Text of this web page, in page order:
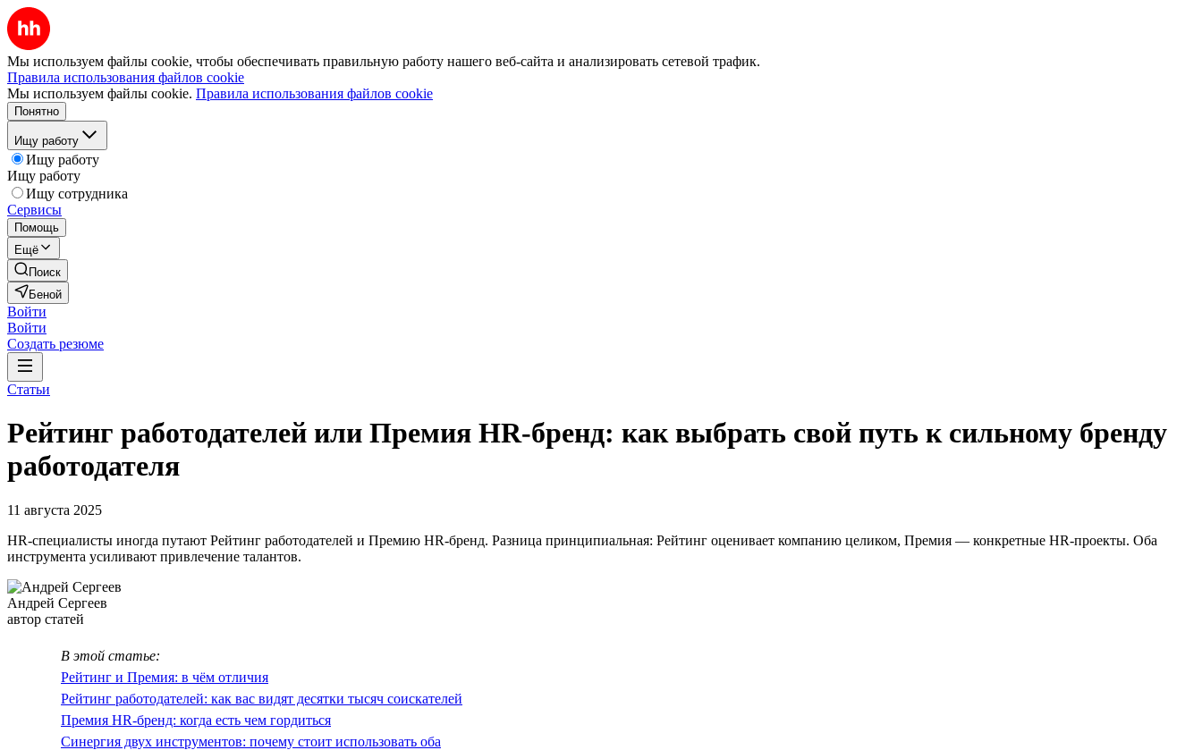
Мы используем файлы cookie, чтобы обеспечивать правильную работу нашего веб-сайта и анализировать сетевой трафик.
Правила использования файлов cookie
Мы используем файлы cookie. Правила использования файлов cookie
Понятно
Ищу работу
Ищу работу
Ищу работу
Ищу сотрудника
Сервисы
Помощь
Ещё
Поиск
Беной
Войти
Войти
Создать резюме
Статьи
Рейтинг работодателей или Премия HR-бренд: как выбрать свой путь к сильному бренду
работодателя
11 августа 2025
HR-специалисты иногда путают Рейтинг работодателей и Премию HR-бренд. Разница принципиальная: Рейтинг оценивает компанию целиком, Премия — конкретные HR-проекты. Оба
инструмента усиливают привлечение талантов.
Андрей Сергеев
автор статей
В этой статье:
Рейтинг и Премия: в чём отличия
Рейтинг работодателей: как вас видят десятки тысяч соискателей
Премия HR-бренд: когда есть чем гордиться
Синергия двух инструментов: почему стоит использовать оба